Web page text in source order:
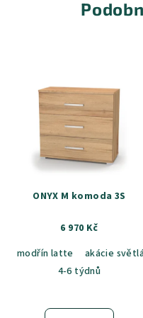
ONYX M komoda 3S
6 970 Kč
modřín latte
akácie
4-6 týdnů